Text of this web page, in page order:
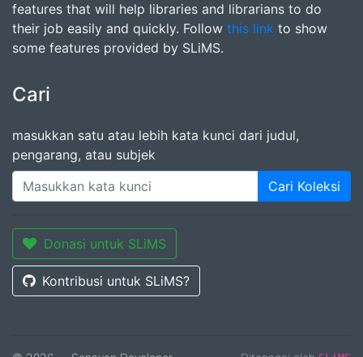
features that will help libraries and librarians to do
their job easily and quickly. Follow this link to show
some features provided by SLiMS.
Cari
masukkan satu atau lebih kata kunci dari judul,
pengarang, atau subjek
Cari Koleksi
Donasi untuk SLiMS
Kontribusi untuk SLiMS?